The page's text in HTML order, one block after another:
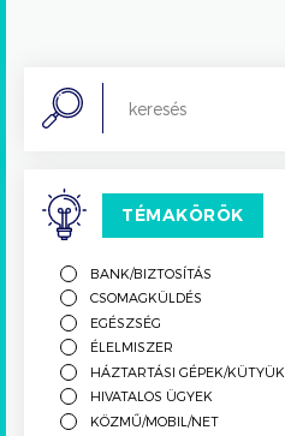
Search
TÉMAKÖRÖK
BANK/BIZTOSÍTÁS
CSOMAGKÜLDÉS
EGÉSZSÉG
ÉLELMISZER
HÁZTARTÁSI GÉPEK/KÜTYÜK
HIVATALOS ÜGYEK
KÖZMŰ/MOBIL/NET